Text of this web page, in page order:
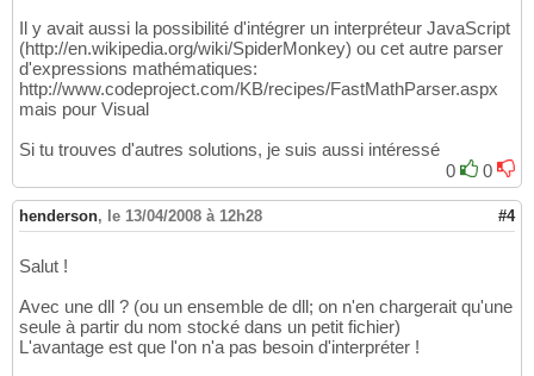
Il y avait aussi la possibilité d'intégrer un interpréteur JavaScript
(http://en.wikipedia.org/wiki/SpiderMonkey) ou cet autre parser
d'expressions mathématiques:
http://www.codeproject.com/KB/recipes/FastMathParser.aspx
mais pour Visual
Si tu trouves d'autres solutions, je suis aussi intéressé
0
0
henderson, le 13/04/2008 à 12h28 #4
Salut !
Avec une dll ? (ou un ensemble de dll; on n'en chargerait qu'une
seule à partir du nom stocké dans un petit fichier)
L'avantage est que l'on n'a pas besoin d'interpréter !